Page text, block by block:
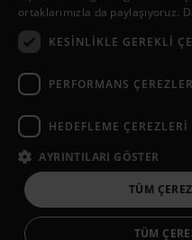
alıntı
© Copyright 2026
ortaklarımızla da paylaşıyoruz.
KESINLIKLE GEREKLI
PERFORMANS
HEDEFLEME ÇEREZLERI
AYRINTILARI GÖSTER
TÜM
TÜM